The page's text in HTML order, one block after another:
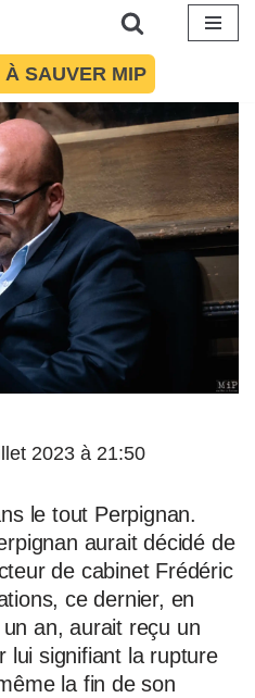
SAUVER MIP
par SMS ?
Politique
2023 à 21:50
le tout Perpignan.
aurait décidé de
de cabinet Frédéric
ce dernier, en
an, aurait reçu un
lui signifiant la rupture
la fin de son